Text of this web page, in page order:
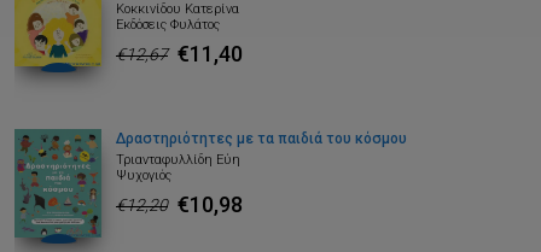
Κοκκινίδου Κατερίνα
Εκδόσεις Φυλάτος
€12,67 €11,40
Δραστηριότητες με τα παιδιά του κόσμου
Τριανταφυλλίδη Εύη
Ψυχογιός
€12,20 €10,98